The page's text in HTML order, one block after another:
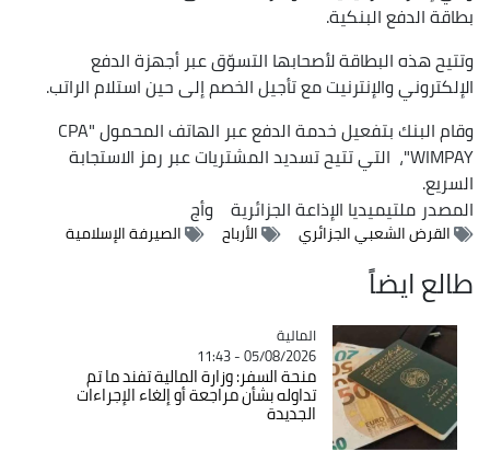
بطاقة الدفع البنكية.
وتتيح هذه البطاقة لأصحابها التسوّق عبر أجهزة الدفع
الإلكتروني والإنترنيت مع تأجيل الخصم إلى حين استلام الراتب.
وقام البنك بتفعيل خدمة الدفع عبر الهاتف المحمول "CPA
WIMPAY"، التي تتيح تسديد المشتريات عبر رمز الاستجابة
السريع.
المصدرملتيميديا الإذاعة الجزائرية وأج
القرض الشعبي الجزائري الأرباح الصيرفة الإسلامية
طالع ايضاً
Catégorie
المالية
05/08/2026 - 11:43
منحة السفر: وزارة المالية تفند ما تم
تداوله بشأن مراجعة أو إلغاء الإجراءات
الجديدة